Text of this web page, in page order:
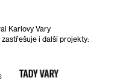
Karlovy Vary
i další projekty: